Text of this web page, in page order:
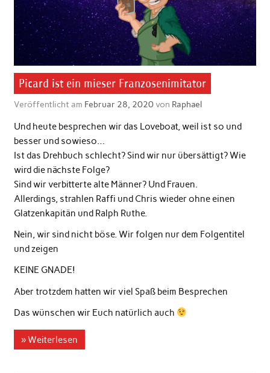
Picard ist ein mieser Franzosenimitator
Veröffentlicht am Februar 28, 2020von Raphael
Und heute besprechen wir das Loveboat, weil ist so und
besser und sowieso…
Ist das Drehbuch schlecht? Sind wir nur übersättigt? Wie
wird die nächste Folge?
Sind wir verbitterte alte Männer? Und Frauen.
Allerdings, strahlen Raffi und Chris wieder ohne einen
Glatzenkapitän und Ralph Ruthe.
Nein, wir sind nicht böse. Wir folgen nur dem Folgentitel
und zeigen
KEINE GNADE!
Aber trotzdem hatten wir viel Spaß beim Besprechen
Das wünschen wir Euch natürlich auch
» Weiterlesen